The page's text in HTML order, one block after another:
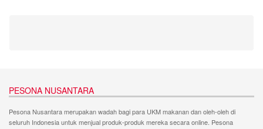
Yogyakarta
Ayusta - Mojokerto
Bagohah - Bandung
PESONA NUSANTARA
Pesona Nusantara merupakan wadah bagi para UKM makanan dan oleh-oleh di
seluruh Indonesia untuk menjual produk-produk mereka secara online. Pesona